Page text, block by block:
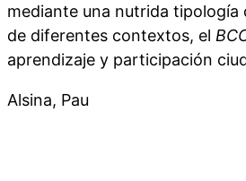
mediante una nutrida
de diferentes contextos, el
aprendizaje y participación
Alsina, Pau